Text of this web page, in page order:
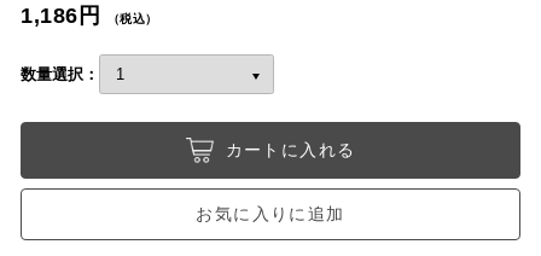
1,186円 （税込）
数量選択：
カートに入れる
お気に入りに追加